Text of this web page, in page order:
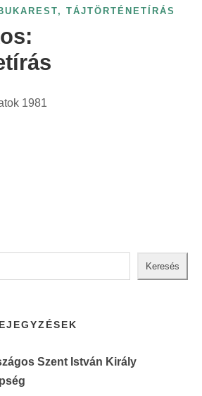
, TÁJTÖRTÉNETÍRÁS
1981
Keresés
Szent István Király